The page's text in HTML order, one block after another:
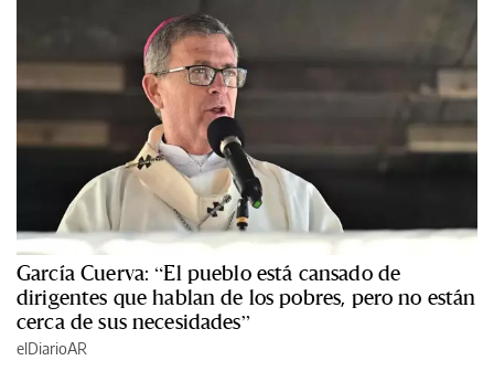
García Cuerva: “El pueblo está cansado de
dirigentes que hablan de los pobres, pero no están
cerca de sus necesidades”
elDiarioAR